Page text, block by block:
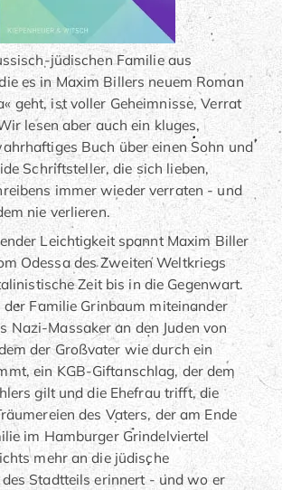
jüdischen Familie aus
es in Maxim Billers neuem Roman
geht, ist voller Geheimnisse, Verrat
lesen aber auch ein kluges,
Buch über einen Sohn und
Schriftsteller, die sich lieben,
immer wieder verraten - und
nie verlieren.
Leichtigkeit spannt Maxim Biller
Odessa des Zweiten Weltkriegs
Zeit bis in die Gegenwart.
Familie Grinbaum miteinander
Nazi-Massaker an den Juden von
der Großvater wie durch ein
ein KGB-Giftanschlag, der dem
gilt und die Ehefrau trifft, die
des Vaters, der am Ende
im Hamburger Grindelviertel
mehr an die jüdische
Stadtteils erinnert - und wo er